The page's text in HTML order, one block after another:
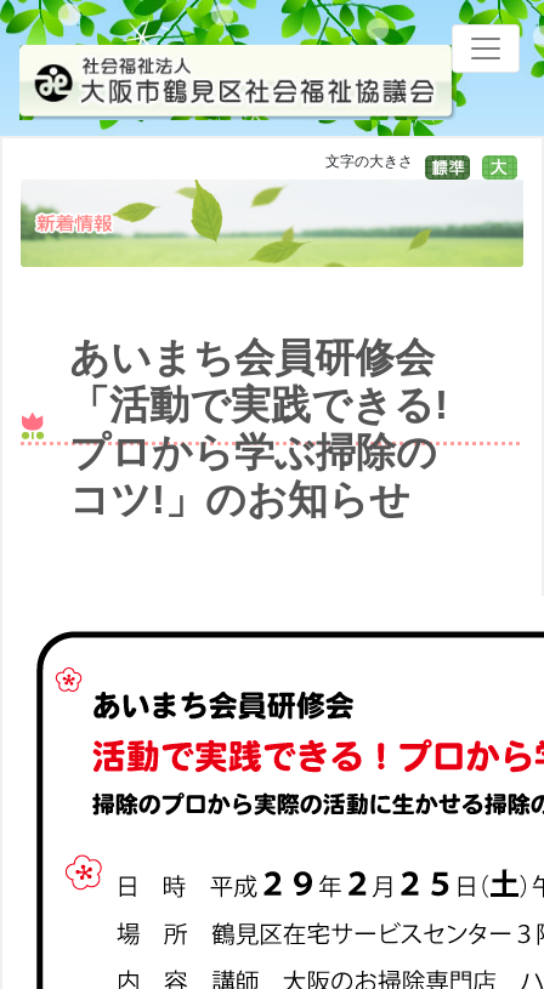
文字の大きさ
あいまち会員研修会
「活動で実践できる!
プロから学ぶ掃除の
コツ!」のお知らせ